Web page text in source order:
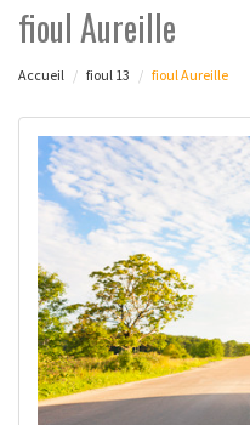
fioul Aureille
Accueil fioul 13 fioul Aureille